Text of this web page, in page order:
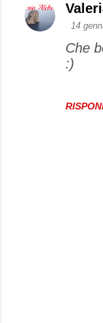
14
Che
:)